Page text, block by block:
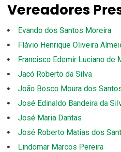
Vereadores
Evando dos Santos Moreira
Flávio Henrique Oliveira
Francisco Edemir Luciano de
Jacó Roberto da Silva
João Bosco Moura dos
José Edinaldo Bandeira da
José Maria Dantas
José Roberto Matias dos
Lindomar Marcos Pereira